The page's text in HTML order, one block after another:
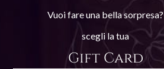
Vuoi fare una bella sorpresa?
scegli la tua
Gift Card